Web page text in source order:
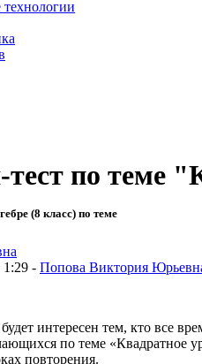
тест по теме
(8 класс) по теме
- Попова Виктория
интересен тем, кто все
по теме «Квадратное
повторения.